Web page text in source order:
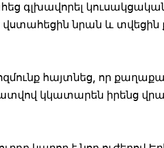
գլխավորել
վստահեցին նրան և տվեցին
հայտնեց, որ
կկատարեն իրենց